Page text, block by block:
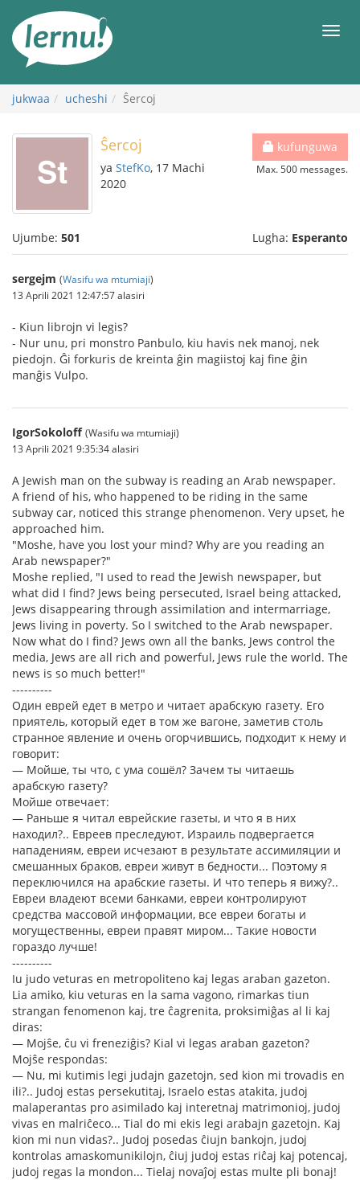
maudhui
jukwaa ucheshi Ŝercoj
kufunguwa
Max. 500 messages.
Ŝercoj
ya StefKo, 17 Machi
2020
Ujumbe: 501 Lugha: Esperanto
sergejm (Wasifu wa mtumiaji)
13 Aprili 2021 12:47:57 alasiri
- Kiun librojn vi legis?
- Nur unu, pri monstro Panbulo, kiu havis nek manoj, nek
piedojn. Ĝi forkuris de kreinta ĝin magiistoj kaj fine ĝin
manĝis Vulpo.
IgorSokoloff (Wasifu wa mtumiaji)
13 Aprili 2021 9:35:34 alasiri
A Jewish man on the subway is reading an Arab newspaper.
A friend of his, who happened to be riding in the same
subway car, noticed this strange phenomenon. Very upset, he
approached him.
"Moshe, have you lost your mind? Why are you reading an
Arab newspaper?"
Moshe replied, "I used to read the Jewish newspaper, but
what did I find? Jews being persecuted, Israel being attacked,
Jews disappearing through assimilation and intermarriage,
Jews living in poverty. So I switched to the Arab newspaper.
Now what do I find? Jews own all the banks, Jews control the
media, Jews are all rich and powerful, Jews rule the world. The
news is so much better!"
----------
Один еврей едет в метро и читает арабскую газету. Его
приятель, который едет в том же вагоне, заметив столь
странное явление и очень огорчившись, подходит к нему и
говорит:
— Мойше, ты что, с ума сошёл? Зачем ты читаешь
арабскую газету?
Мойше отвечает:
— Раньше я читал еврейские газеты, и что я в них
находил?.. Евреев преследуют, Израиль подвергается
нападениям, евреи исчезают в результате ассимиляции и
смешанных браков, евреи живут в бедности... Поэтому я
переключился на арабские газеты. И что теперь я вижу?..
Евреи владеют всеми банками, евреи контролируют
средства массовой информации, все евреи богаты и
могущественны, евреи правят миром... Такие новости
гораздо лучше!
----------
Iu judo veturas en metropoliteno kaj legas araban gazeton.
Lia amiko, kiu veturas en la sama vagono, rimarkas tiun
strangan fenomenon kaj, tre ĉagrenita, proksimiĝas al li kaj
diras:
— Mojŝe, ĉu vi freneziĝis? Kial vi legas araban gazeton?
Mojŝe respondas:
— Nu, mi kutimis legi judajn gazetojn, sed kion mi trovadis en
ili?.. Judoj estas persekutitaj, Israelo estas atakita, judoj
malaperantas pro asimilado kaj interetnaj matrimonioj, judoj
vivas en malriĉeco... Tial do mi ekis legi arabajn gazetojn. Kaj
kion mi nun vidas?.. Judoj posedas ĉiujn bankojn, judoj
kontrolas amaskomunikilojn, ĉiuj judoj estas riĉaj kaj potencaj,
judoj regas la mondon... Tielaj novaĵoj estas multe pli bonaj!